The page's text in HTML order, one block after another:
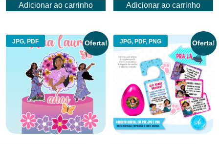
Adicionar ao carrinho
original atual
Adicionar ao carrinho
JPG, PDF Oferta! JPG, PDF, PNG Oferta!